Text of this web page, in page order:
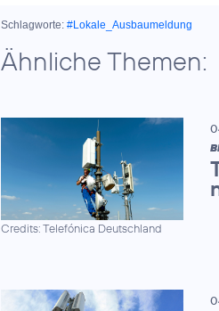
Schlagworte: #Lokale_Ausbaumeldung
Ähnliche Themen:
Credits: Telefónica Deutschland